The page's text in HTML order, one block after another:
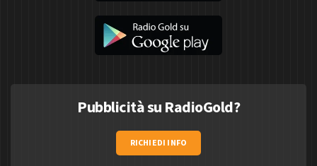
Pubblicità su RadioGold?
RICHIEDI INFO